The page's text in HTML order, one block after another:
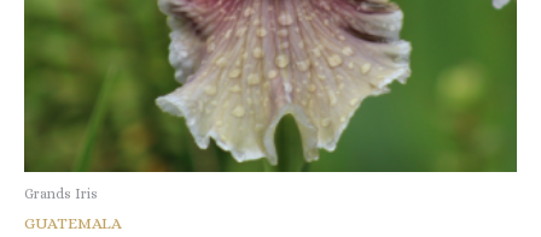
Grands Iris
GUATEMALA